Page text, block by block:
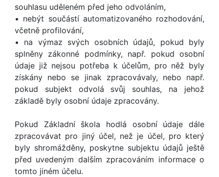
souhlasu uděleném před jeho odvoláním,
• nebýt součástí automatizovaného rozhodování,
včetně profilování,
• na výmaz svých osobních údajů, pokud byly
splněny zákonné podmínky, např. pokud osobní
údaje již nejsou potřeba k účelům, pro něž byly
získány nebo se jinak zpracovávaly, nebo např.
pokud subjekt odvolá svůj souhlas, na jehož
základě byly osobní údaje zpracovány.
Pokud Základní škola hodlá osobní údaje dále
zpracovávat pro jiný účel, než je účel, pro který
byly shromážděny, poskytne subjektu údajů ještě
před uvedeným dalším zpracováním informace o
tomto jiném účelu.